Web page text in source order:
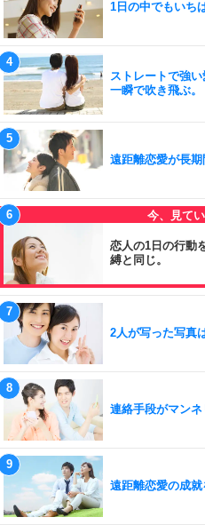
1日の中でもいち
ストレートで強
一瞬で吹き飛ぶ。
遠距離恋愛が長期
恋人の1日の行動
縛と同じ。
2人が写った写真
連絡手段がマンネ
遠距離恋愛の成就